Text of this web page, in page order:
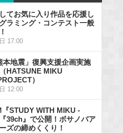
てお気に入り作品を応援し
ラミング・コンテスト一般
17:00
本地震」復興支援企画実施
HATSUNE MIKU
）
12:00
STUDY WITH MIKU -
39ch』で公開！ボサノバア
ズの締めくくり！